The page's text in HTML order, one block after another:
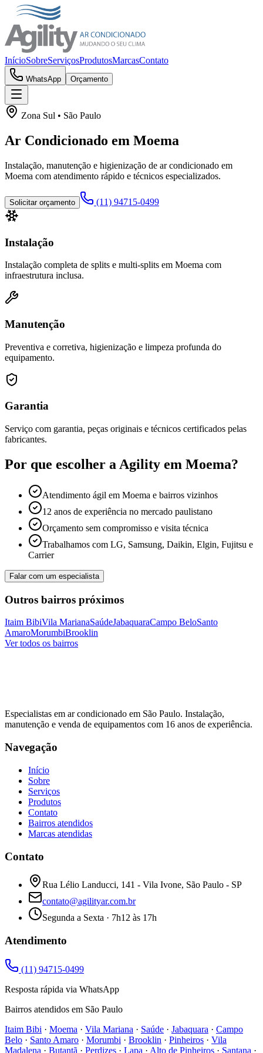
InícioSobreServiçosProdutosMarcasContato
WhatsApp Orçamento
Zona Sul • São Paulo
Ar Condicionado em Moema
Instalação, manutenção e higienização de ar condicionado em
Moema com atendimento rápido e técnicos especializados.
Solicitar orçamento (11) 94715-0499
Instalação
Instalação completa de splits e multi-splits em Moema com
infraestrutura inclusa.
Manutenção
Preventiva e corretiva, higienização e limpeza profunda do
equipamento.
Garantia
Serviço com garantia, peças originais e técnicos certificados pelas
fabricantes.
Por que escolher a Agility em Moema?
Atendimento ágil em Moema e bairros vizinhos
12 anos de experiência no mercado paulistano
Orçamento sem compromisso e visita técnica
Trabalhamos com LG, Samsung, Daikin, Elgin, Fujitsu e
Carrier
Falar com um especialista
Outros bairros próximos
Itaim BibiVila MarianaSaúdeJabaquaraCampo BeloSanto
AmaroMorumbiBrooklin
Ver todos os bairros
Especialistas em ar condicionado em São Paulo. Instalação,
manutenção e venda de equipamentos com 16 anos de experiência.
Navegação
Início
Sobre
Serviços
Produtos
Contato
Bairros atendidos
Marcas atendidas
Contato
Rua Lélio Landucci, 141 - Vila Ivone, São Paulo - SP
contato@agilityar.com.br
Segunda a Sexta · 7h12 às 17h
Atendimento
(11) 94715-0499
Resposta rápida via WhatsApp
Bairros atendidos em São Paulo
Itaim Bibi · Moema · Vila Mariana · Saúde · Jabaquara · Campo
Belo · Santo Amaro · Morumbi · Brooklin · Pinheiros · Vila
Madalena · Butantã · Perdizes · Lapa · Alto de Pinheiros · Santana ·